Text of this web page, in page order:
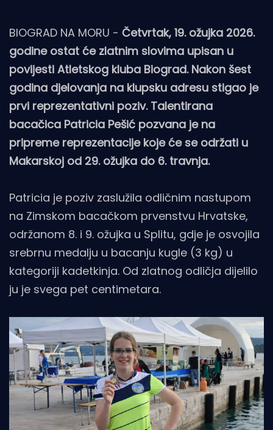
BIOGRAD NA MORU - Četvrtak, 19. ožujka 2026.
godine ostat će zlatnim slovima upisan u
povijesti Atletskog kluba Biograd. Nakon šest
godina djelovanja na klupsku adresu stigao je
prvi reprezentativni poziv. Talentirana
bacačica Patricia Pešić pozvana je na
pripreme reprezentacije koje će se održati u
Makarskoj od 29. ožujka do 6. travnja.
Patricia je poziv zaslužila odličnim nastupom
na Zimskom bacačkom prvenstvu Hrvatske,
održanom 8. i 9. ožujka u Splitu, gdje je osvojila
srebrnu medalju u bacanju kugle (3 kg) u
kategoriji kadetkinja. Od zlatnog odličja dijelilo
ju je svega pet centimetara.